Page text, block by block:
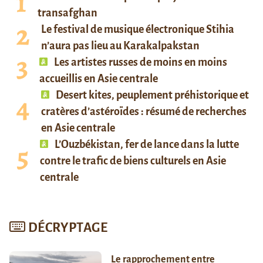
transafghan
Le festival de musique électronique Stihia
n’aura pas lieu au Karakalpakstan
Les artistes russes de moins en moins
accueillis en Asie centrale
Desert kites, peuplement préhistorique et
cratères d’astéroïdes : résumé de recherches
en Asie centrale
L’Ouzbékistan, fer de lance dans la lutte
contre le trafic de biens culturels en Asie
centrale
DÉCRYPTAGE
Le rapprochement entre